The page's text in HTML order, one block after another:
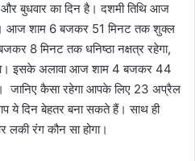
बुधवार का दिन है। दशमी तिथि आज
आज शाम 6 बजकर 51 मिनट तक शुक्ल
8 मिनट तक धनिष्ठा नक्षत्र रहेगा,
इसके अलावा आज शाम 4 बजकर 44
जानिए कैसा रहेगा आपके लिए 23 अप्रैल
ये दिन बेहतर बना सकते हैं। साथ ही
रंग कौन सा होगा।